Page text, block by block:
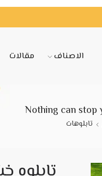
الاصناف مقالات
تابلوهات